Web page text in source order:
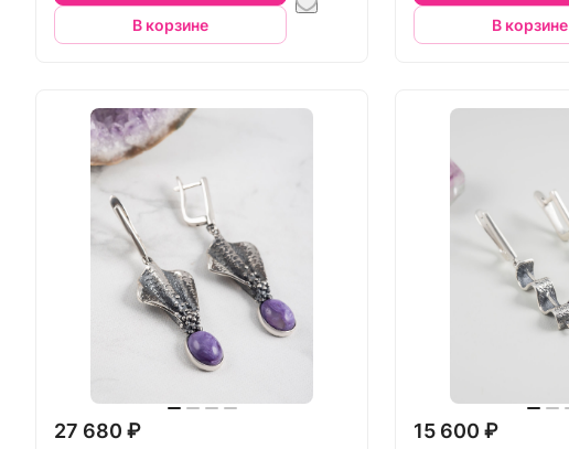
В корзине В корзине
27 680 ₽ 15 600 ₽